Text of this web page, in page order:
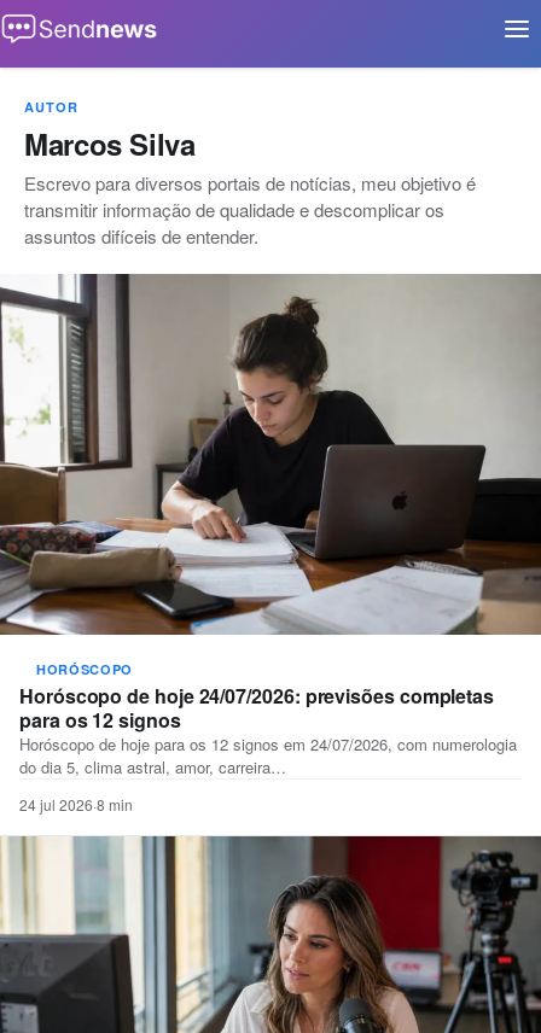
Início
Aplicativos
Eventos
Notícias
Oportunidades
Tecnologia
Contato
AUTOR
Marcos Silva
Escrevo para diversos portais de notícias, meu objetivo é
transmitir informação de qualidade e descomplicar os
assuntos difíceis de entender.
HORÓSCOPO
Horóscopo de hoje 24/07/2026: previsões completas
para os 12 signos
Horóscopo de hoje para os 12 signos em 24/07/2026, com numerologia
do dia 5, clima astral, amor, carreira…
24 jul 2026·8 min